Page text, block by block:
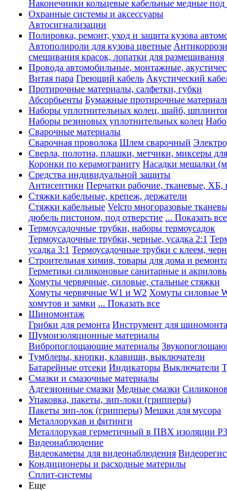
Наконечники кольцевые кабельные медные под
Охранные системы и аксессуары
Автосигнализации
Полировка, ремонт, уход и защита кузова
Автополироли для кузова цветные
смешивания красок, лопатки для размешивания
Провода автомобильные, монтажные,
Витая пара Греющий кабель Акустический
Протирочные материалы, салфетки, губки
Абсорбьенты Бумажные протирочные
Наборы уплотнительных колец, шайб,
Наборы резиновых уплотнительных колец
Сварочные материалы
Сварочная проволока Шлем сварочный
Сверла, полотна, плашки, метчики, миксеры
Коронки по керамограниту Насадки мешалки
Средства индивидуальной защиты
Антисептики Перчатки рабочие, тканевые, ХБ,
Стяжки кабельные, крепеж, держатели
Стяжки кабельные Velcro многоразовые
дюбель пистоном, под отверстие ... Показать все
Термоусадочные трубки, наборы термоусадок
Термоусадочные трубки, черные, усадка 2:1
усадка 3:1 Термоусадочные трубки с клеем,
Строительная химия, товары для дома и ремонта
Герметики силиконовые санитарные и
Хомуты червячные, силовые, стальные стяжки
Хомуты червячные W1 и W2 Хомуты силовые
хомутов и замки ... Показать все
Шиномонтаж
Грибки для ремонта Инструмент для
Шумоизоляционные материалы
Вибропоглощающие материалы
Тумблеры, кнопки, клавиши, выключатели
Батарейные отсеки Индикаторы Выключатели
Смазки и смазочные материалы
Адгезионные смазки Медные смазки
Упаковка, пакеты, зип-локи (грипперы)
Пакеты зип-лок (грипперы) Мешки для мусора
Металлорукав и фитинги
Металлорукав герметичный в ПВХ изоляции
Видеонаблюдение
Видеокамеры для видеонаблюдения
Кондиционеры и расходные материлы
Сплит-системы
Еще